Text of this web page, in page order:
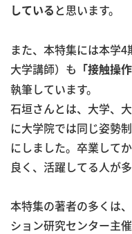
している と思います。
また、本特集には本学
大学講師）も
「接触操
執筆しています。
石垣さんとは、大学、
に大学院では同じ姿勢
にしました。卒業して
良く、活躍してる人が
本特集の著者の多くは
ション研究センター主